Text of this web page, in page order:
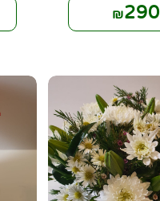
₪290